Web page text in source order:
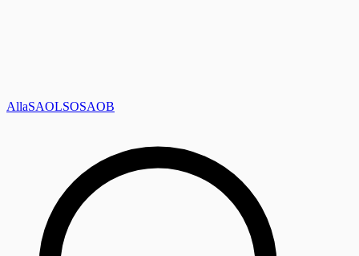
AllaSAOLSOSAOB